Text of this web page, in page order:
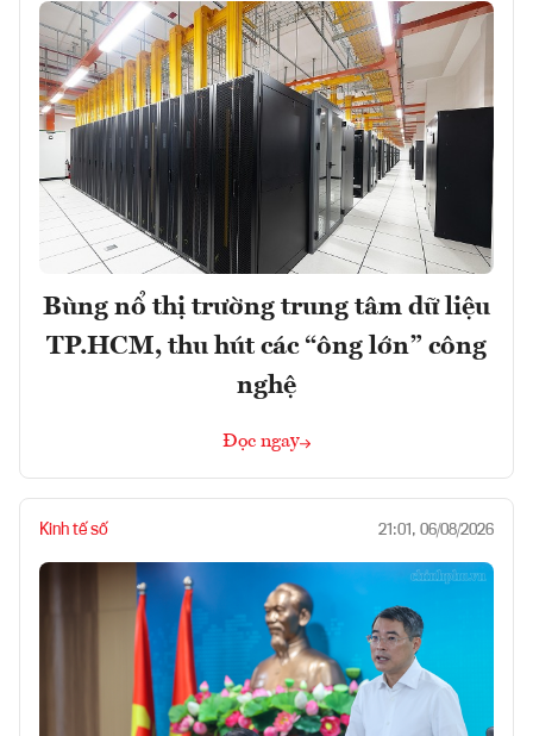
Bùng nổ thị trường trung tâm dữ liệu
TP.HCM, thu hút các “ông lớn” công
nghệ
Đọc ngay
Kinh tế số 21:01, 06/08/2026